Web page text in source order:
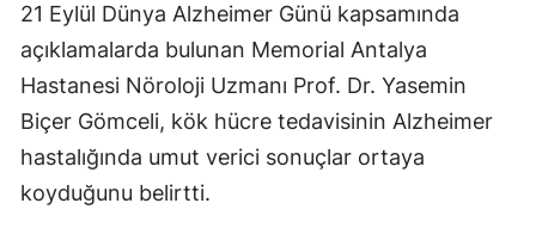
21 Eylül Dünya Alzheimer Günü kapsamında
açıklamalarda bulunan Memorial Antalya
Hastanesi Nöroloji Uzmanı Prof. Dr. Yasemin
Biçer Gömceli, kök hücre tedavisinin Alzheimer
hastalığında umut verici sonuçlar ortaya
koyduğunu belirtti.